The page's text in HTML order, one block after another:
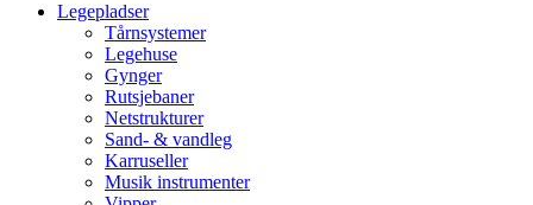
Legepladser
Tårnsystemer
Legehuse
Gynger
Rutsjebaner
Netstrukturer
Sand- & vandleg
Karruseller
Musik instrumenter